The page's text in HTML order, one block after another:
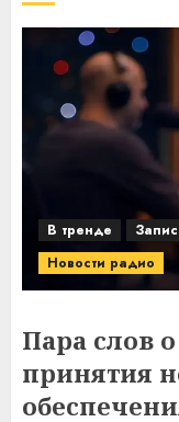
В тренде
Новости радио
Пара слов
принятия